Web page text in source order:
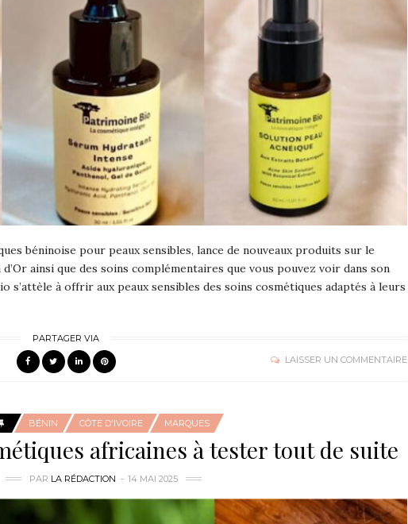
béninoise pour peaux sensibles, lance de nouveaux produits sur le
ainsi que des soins complémentaires que vous pouvez voir dans son
s’attèle à offrir aux peaux sensibles des soins cosmétiques adaptés à leurs
PARTAGER VIA
LAISSER UN COMMENTAIRE
BÉNIN CÔTE D'IVOIRE MARQUES
africaines à tester tout de suite
PAR LA RÉDACTION 14 MAI 2025